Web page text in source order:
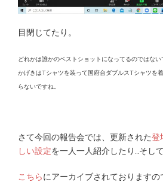
目閉じてたり。
どれかは誰かのベストショットになってるのではな
かげきはTシャツを装って国府台ダブルスTシャツを
らないですね。
さて今回の報告会では、更新された登
しい設定を一人一人紹介したり…そして
こちらにアーカイブされております